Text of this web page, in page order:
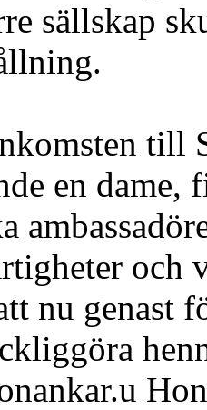
sällskap
till
en
och
nu genast